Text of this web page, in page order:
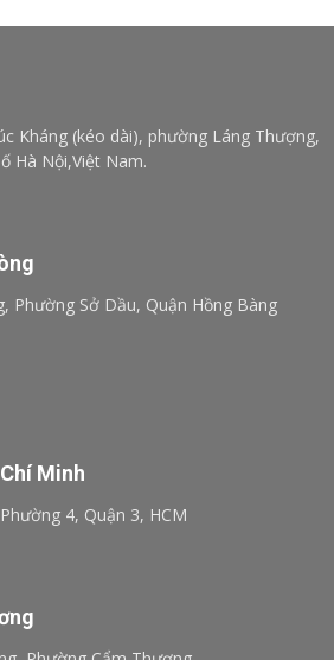
Kháng (kéo dài), phường Láng Thượng,
Hà Nội,Việt Nam.
Phường Sở Dầu, Quận Hồng Bàng
Minh
4, Quận 3, HCM